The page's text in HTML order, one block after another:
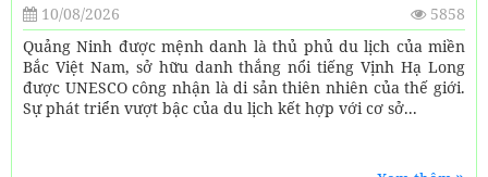
10/08/2026
5858
Quảng Ninh được mệnh danh là thủ phủ du lịch của miền
Bắc Việt Nam, sở hữu danh thắng nổi tiếng Vịnh Hạ Long
được UNESCO công nhận là di sản thiên nhiên của thế giới.
Sự phát triển vượt bậc của du lịch kết hợp với cơ sở...